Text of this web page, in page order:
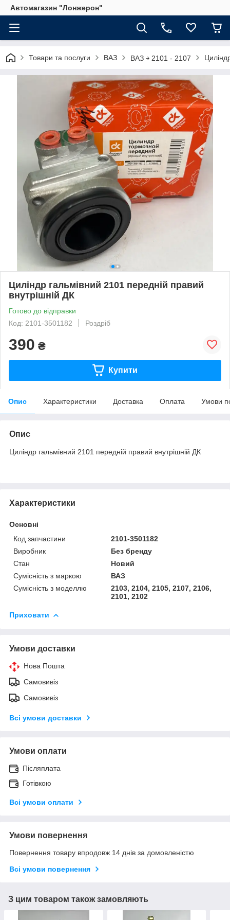
Автомагазин "Лонжерон"
Товари та послуги ВАЗ ВАЗ ￫ 2101 - 2107
Циліндр гальмівний 2101 передній правий
внутрішній ДК
Готово до відправки
Код: 2101-3501182
Роздріб
390 ₴
Купити
Опис Характеристики Доставка Оплата Умови
Опис
Циліндр гальмівний 2101 передній правий внутрішній ДК
Характеристики
Основні
Код запчастини
2101-3501182
Виробник
Без бренду
Стан
Новий
Сумісність з маркою
ВАЗ
Сумісність з моделлю
2103, 2104, 2105, 2107, 2106,
2101, 2102
Приховати
Умови доставки
Нова Пошта
Самовивіз
Самовивіз
Всі умови доставки
Умови оплати
Післяплата
Готівкою
Всі умови оплати
Умови повернення
Повернення товару впродовж 14 днів за домовленістю
Всі умови повернення
З цим товаром також замовляють